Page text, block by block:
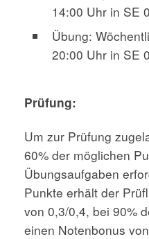
14:00 Uhr in SE
Übung:
20:00 Uhr in SE
Prüfung:
Um zur Prüfung
60% der möglichen
Übungsaufgaben
Punkte erhält der
von 0,3/0,4, bei 90%
einen Notenbonus